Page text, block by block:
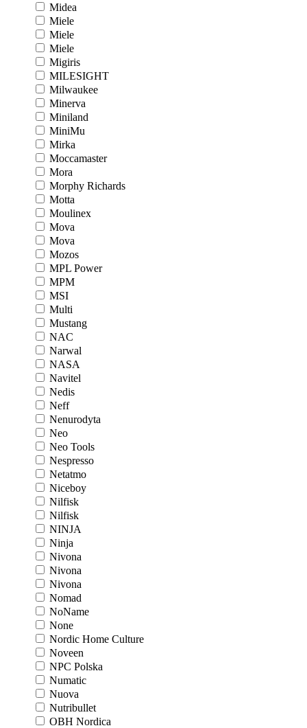
Midea
Miele
Miele
Miele
Migiris
MILESIGHT
Milwaukee
Minerva
Miniland
MiniMu
Mirka
Moccamaster
Mora
Morphy Richards
Motta
Moulinex
Mova
Mova
Mozos
MPL Power
MPM
MSI
Multi
Mustang
NAC
Narwal
NASA
Navitel
Nedis
Neff
Nenurodyta
Neo
Neo Tools
Nespresso
Netatmo
Niceboy
Nilfisk
Nilfisk
NINJA
Ninja
Nivona
Nivona
Nivona
Nomad
NoName
None
Nordic Home Culture
Noveen
NPC Polska
Numatic
Nuova
Nutribullet
OBH Nordica